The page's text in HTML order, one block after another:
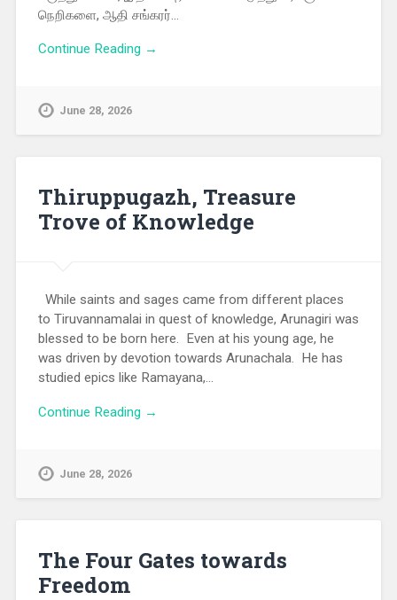
நெறிகளை, ஆதி சங்கரர்…
Continue Reading →
June 28, 2026
Thiruppugazh, Treasure
Trove of Knowledge
While saints and sages came from different places
to Tiruvannamalai in quest of knowledge, Arunagiri was
blessed to be born here. Even at his young age, he
was driven by devotion towards Arunachala. He has
studied epics like Ramayana,…
Continue Reading →
June 28, 2026
The Four Gates towards
Freedom